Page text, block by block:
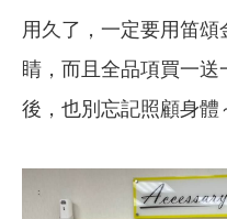
用久了，一定要用笛
睛，而且全品項買一
後，也別忘記照顧身體